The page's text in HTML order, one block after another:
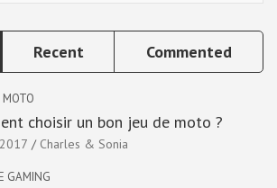
Recent Commented
MOTO
choisir un bon jeu de moto ?
Charles & Sonia
GAMING